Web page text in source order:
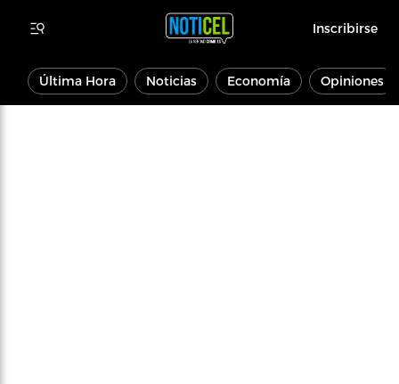
Inscribirse
Última Hora Noticias Economía Opiniones